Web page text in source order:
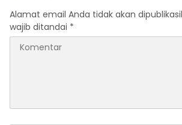
Alamat email Anda tidak akan
wajib ditandai *